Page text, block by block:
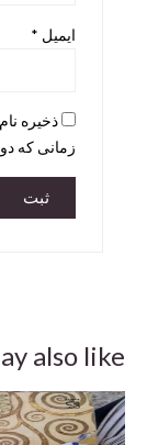
ایمیل *
ذخیره
زمانی که
also like...